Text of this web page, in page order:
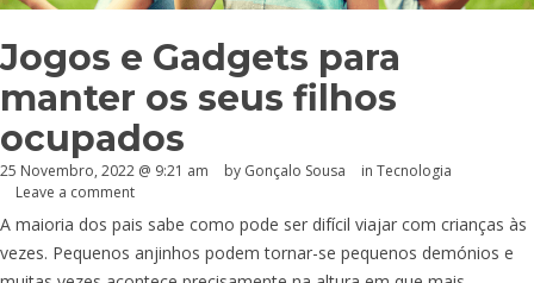
Jogos e Gadgets para
manter os seus filhos
ocupados
25 Novembro, 2022 @ 9:21 am by Gonçalo Sousa in Tecnologia
Leave a comment
A maioria dos pais sabe como pode ser difícil viajar com crianças às
vezes. Pequenos anjinhos podem tornar-se pequenos demónios e